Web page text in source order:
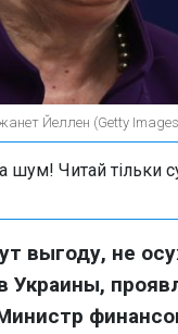
Йеллен (Getty
шум! Читай тільки
выгоду, не
Украины,